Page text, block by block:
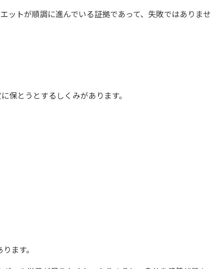
ットが順調に進んでいる証拠であって、失敗ではありませ
保とうとするしくみがあります。
ます。